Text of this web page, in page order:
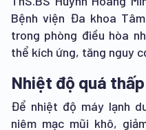
Bệnh viện Đa khoa
trong phòng điều hòa
thể kích ứng, tăng nguy
Nhiệt độ quá thấp
Để nhiệt độ máy lạnh
niêm mạc mũi khô,